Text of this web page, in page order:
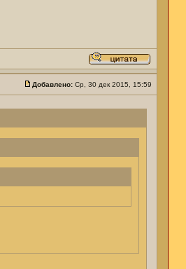
Добавлено: Ср, 30 дек 2015, 15:59